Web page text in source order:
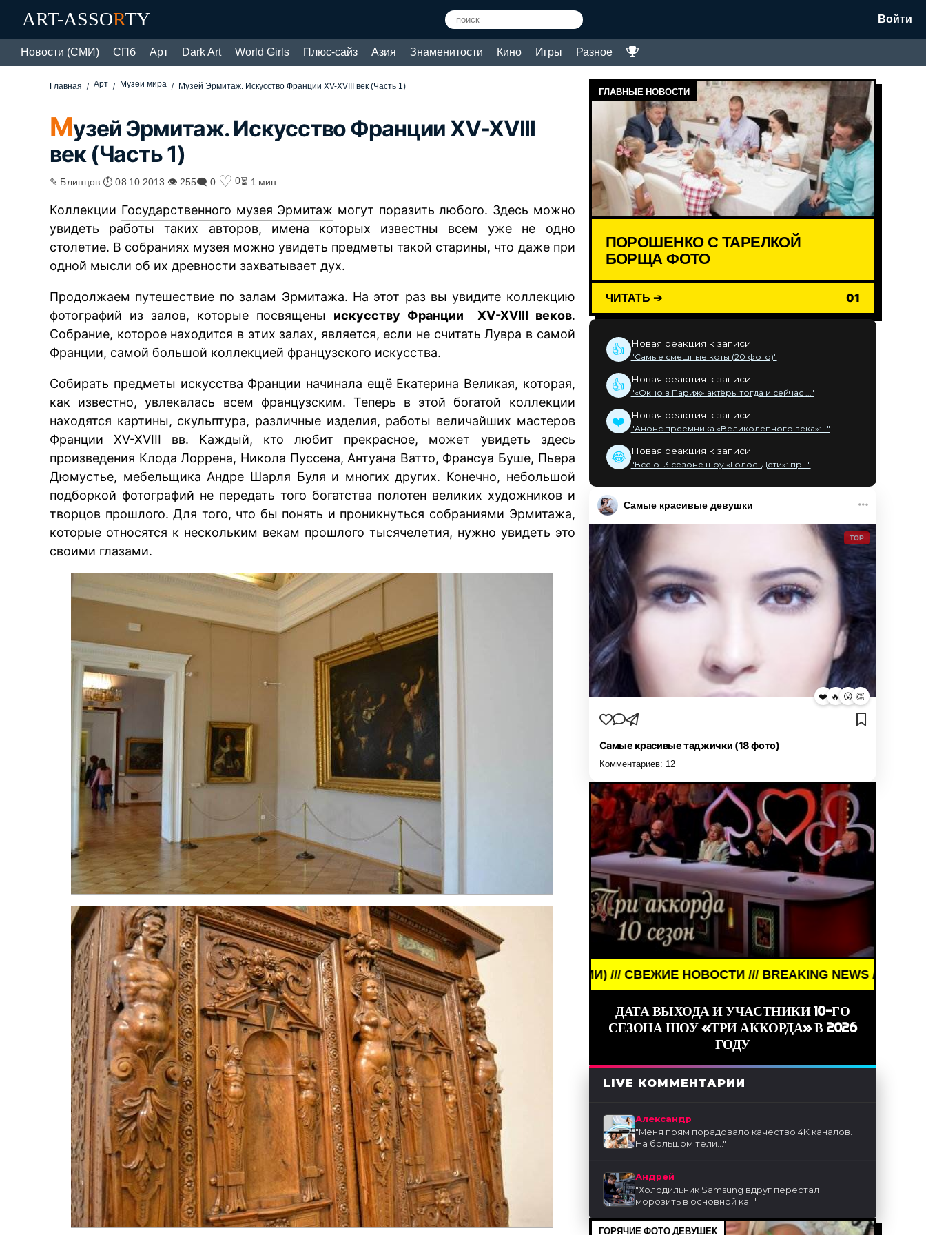
ART-ASSORTY Войти
Новости (СМИ) СПб Арт Dark Art World Girls Плюс-сайз Азия Знаменитости Кино Игры Разное
Главная Арт Музеи мира Музей Эрмитаж. Искусство Франции XV-XVIII век (Часть 1)
Музей Эрмитаж. Искусство Франции XV-XVIII
век (Часть 1)
✎ Блинцов ⏱ 08.10.2013 👁 255🗨 0 ♡ 0⏳ 1 мин
Коллекции Государственного музея Эрмитаж могут поразить любого. Здесь можно
увидеть работы таких авторов, имена которых известны всем уже не одно
столетие. В собраниях музея можно увидеть предметы такой старины, что даже при
одной мысли об их древности захватывает дух.
Продолжаем путешествие по залам Эрмитажа. На этот раз вы увидите коллекцию
фотографий из залов, которые посвящены искусству Франции XV-XVIII веков.
Собрание, которое находится в этих залах, является, если не считать Лувра в самой
Франции, самой большой коллекцией французского искусства.
Собирать предметы искусства Франции начинала ещё Екатерина Великая, которая,
как известно, увлекалась всем французским. Теперь в этой богатой коллекции
находятся картины, скульптура, различные изделия, работы величайших мастеров
Франции XV-XVIII вв. Каждый, кто любит прекрасное, может увидеть здесь
произведения Клода Лоррена, Никола Пуссена, Антуана Ватто, Франсуа Буше, Пьера
Дюмустье, мебельщика Андре Шарля Буля и многих других. Конечно, небольшой
подборкой фотографий не передать того богатства полотен великих художников и
творцов прошлого. Для того, что бы понять и проникнуться собраниями Эрмитажа,
которые относятся к нескольким векам прошлого тысячелетия, нужно увидеть это
своими глазами.
ГЛАВНЫЕ НОВОСТИ
ПОРОШЕНКО С ТАРЕЛКОЙ
БОРЩА ФОТО
ЧИТАТЬ ➔ 01
👍 Новая реакция к записи
"Самые смешные коты (20 фото)"
👍 Новая реакция к записи
"«Окно в Париж» актёры тогда и сейчас ..."
❤️ Новая реакция к записи
"Анонс преемника «Великолепного века»:..."
😂 Новая реакция к записи
"Все о 13 сезоне шоу «Голос. Дети»: пр..."
Самые красивые девушки
TOP
❤️ 🔥 😮 👏
Самые красивые таджички (18 фото)
Комментариев: 12
BREAKING NEWS /// НОВОСТИ (СМИ) /// СВЕЖИЕ НОВОСТИ /// BREAKING NEWS /// НОВОСТИ (СМИ) ///
ДАТА ВЫХОДА И УЧАСТНИКИ 10-ГО
СЕЗОНА ШОУ «ТРИ АККОРДА» В 2026
ГОДУ
LIVE КОММЕНТАРИИ
Александр
"Меня прям порадовало качество 4K каналов.
На большом тели..."
Андрей
"Холодильник Samsung вдруг перестал
морозить в основной ка..."
ГОРЯЧИЕ ФОТО ДЕВУШЕК